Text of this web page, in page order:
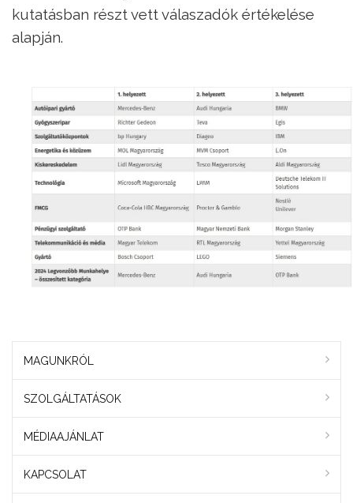
kutatásban részt vett válaszadók értékelése
alapján.
MAGUNKRÓL
SZOLGÁLTATÁSOK
MÉDIAAJÁNLAT
KAPCSOLAT